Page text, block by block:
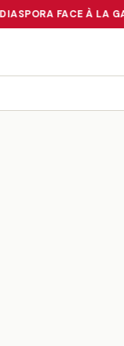
FACE À LA
LA DIASPORA FACE À